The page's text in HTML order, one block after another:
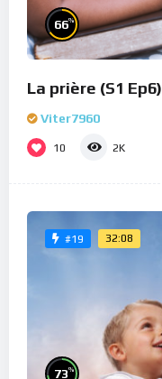
66%
La prière (S1 Ep6)
Viter7960
10 2K
#19 32:08
73%